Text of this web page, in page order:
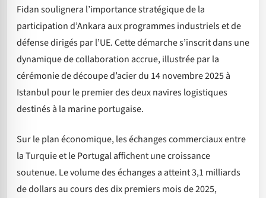
Fidan soulignera l’importance stratégique de la
participation d’Ankara aux programmes industriels et de
défense dirigés par l’UE. Cette démarche s’inscrit dans une
dynamique de collaboration accrue, illustrée par la
cérémonie de découpe d’acier du 14 novembre 2025 à
Istanbul pour le premier des deux navires logistiques
destinés à la marine portugaise.
Sur le plan économique, les échanges commerciaux entre
la Turquie et le Portugal affichent une croissance
soutenue. Le volume des échanges a atteint 3,1 milliards
de dollars au cours des dix premiers mois de 2025,